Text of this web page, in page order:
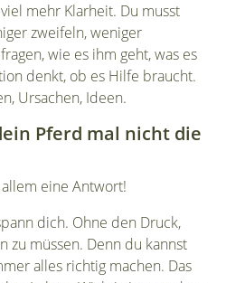
mehr Klarheit. Du musst
zweifeln, weniger
wie es ihm geht, was es
denkt, ob es Hilfe braucht.
Ursachen, Ideen.
Pferd mal nicht die
eine Antwort!
dich. Ohne den Druck,
zu müssen. Denn du kannst
alles richtig machen. Das